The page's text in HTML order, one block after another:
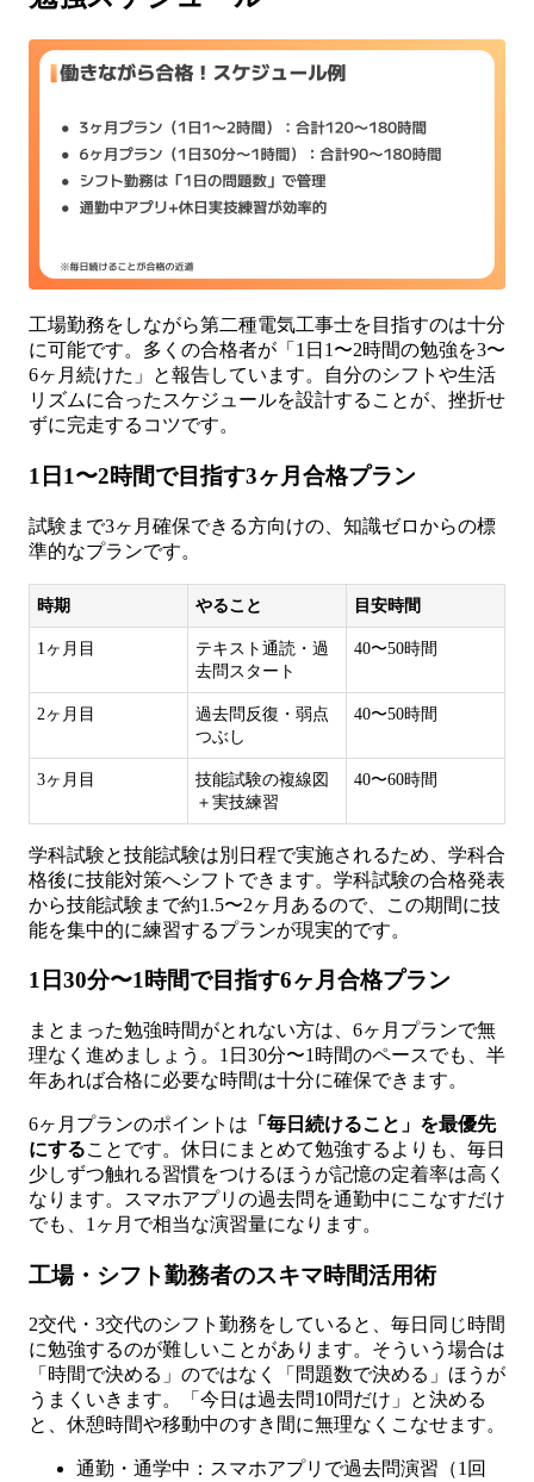
工場勤務をしながら第二種電気工事士を目指すのは十分
に可能です。多くの合格者が「1日1〜2時間の勉強を3〜
6ヶ月続けた」と報告しています。自分のシフトや生活
リズムに合ったスケジュールを設計することが、挫折せ
ずに完走するコツです。
1日1〜2時間で目指す3ヶ月合格プラン
試験まで3ヶ月確保できる方向けの、知識ゼロからの標
準的なプランです。
時期 やること 目安時間
1ヶ月目
テキスト通読・過
去問スタート
40〜50時間
2ヶ月目
過去問反復・弱点
つぶし
40〜50時間
3ヶ月目
技能試験の複線図
＋実技練習
40〜60時間
学科試験と技能試験は別日程で実施されるため、学科合
格後に技能対策へシフトできます。学科試験の合格発表
から技能試験まで約1.5〜2ヶ月あるので、この期間に技
能を集中的に練習するプランが現実的です。
1日30分〜1時間で目指す6ヶ月合格プラン
まとまった勉強時間がとれない方は、6ヶ月プランで無
理なく進めましょう。1日30分〜1時間のペースでも、半
年あれば合格に必要な時間は十分に確保できます。
6ヶ月プランのポイントは 「毎日続けること」を最優先
にすることです。休日にまとめて勉強するよりも、毎日
少しずつ触れる習慣をつけるほうが記憶の定着率は高く
なります。スマホアプリの過去問を通勤中にこなすだけ
でも、1ヶ月で相当な演習量になります。
工場・シフト勤務者のスキマ時間活用術
2交代・3交代のシフト勤務をしていると、毎日同じ時間
に勉強するのが難しいことがあります。そういう場合は
「時間で決める」のではなく「問題数で決める」ほうが
うまくいきます。「今日は過去問10問だけ」と決める
と、休憩時間や移動中のすき間に無理なくこなせます。
通勤・通学中：スマホアプリで過去問演習（1回